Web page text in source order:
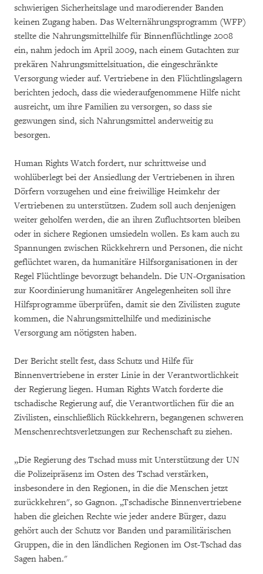
schwierigen Sicherheitslage und marodierender Banden
keinen Zugang haben. Das Welternährungsprogramm (WFP)
stellte die Nahrungsmittelhilfe für Binnenflüchtlinge 2008
ein, nahm jedoch im April 2009, nach einem Gutachten zur
prekären Nahrungsmittelsituation, die eingeschränkte
Versorgung wieder auf. Vertriebene in den Flüchtlingslagern
berichten jedoch, dass die wiederaufgenommene Hilfe nicht
ausreicht, um ihre Familien zu versorgen, so dass sie
gezwungen sind, sich Nahrungsmittel anderweitig zu
besorgen.
Human Rights Watch fordert, nur schrittweise und
wohlüberlegt bei der Ansiedlung der Vertriebenen in ihren
Dörfern vorzugehen und eine freiwillige Heimkehr der
Vertriebenen zu unterstützen. Zudem soll auch denjenigen
weiter geholfen werden, die an ihren Zufluchtsorten bleiben
oder in sichere Regionen umsiedeln wollen. Es kam auch zu
Spannungen zwischen Rückkehrern und Personen, die nicht
geflüchtet waren, da humanitäre Hilfsorganisationen in der
Regel Flüchtlinge bevorzugt behandeln. Die UN-Organisation
zur Koordinierung humanitärer Angelegenheiten soll ihre
Hilfsprogramme überprüfen, damit sie den Zivilisten zugute
kommen, die Nahrungsmittelhilfe und medizinische
Versorgung am nötigsten haben.
Der Bericht stellt fest, dass Schutz und Hilfe für
Binnenvertriebene in erster Linie in der Verantwortlichkeit
der Regierung liegen. Human Rights Watch forderte die
tschadische Regierung auf, die Verantwortlichen für die an
Zivilisten, einschließlich Rückkehrern, begangenen schweren
Menschenrechtsverletzungen zur Rechenschaft zu ziehen.
„Die Regierung des Tschad muss mit Unterstützung der UN
die Polizeipräsenz im Osten des Tschad verstärken,
insbesondere in den Regionen, in die die Menschen jetzt
zurückkehren", so Gagnon. „Tschadische Binnenvertriebene
haben die gleichen Rechte wie jeder andere Bürger, dazu
gehört auch der Schutz vor Banden und paramilitärischen
Gruppen, die in den ländlichen Regionen im Ost-Tschad das
Sagen haben."